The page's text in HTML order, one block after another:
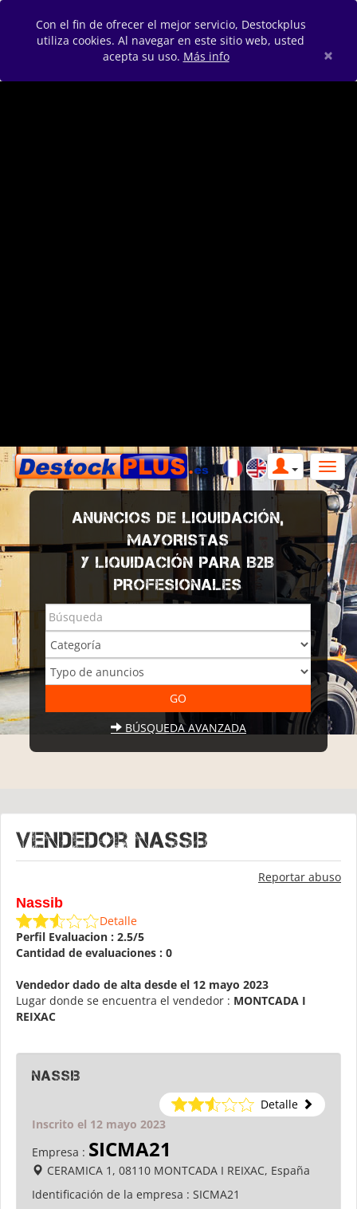
Con el fin de ofrecer el mejor servicio, Destockplus
utiliza cookies. Al navegar en este sitio web, usted
acepta su uso. Más info ×
ANUNCIOS DE LIQUIDACIÓN,
MAYORISTAS
Y LIQUIDACIÓN PARA B2B
PROFESIONALES
BÚSQUEDA AVANZADA
Vendedor Nassib
Reportar abuso
Nassib
Detalle
Perfil Evaluacion : 2.5/5
Cantidad de evaluaciones : 0
Vendedor dado de alta desde el 12 mayo 2023
Lugar donde se encuentra el vendedor : MONTCADA I
REIXAC
Nassib
Detalle
Inscrito el 12 mayo 2023
Empresa : SICMA21
CERAMICA 1, 08110 MONTCADA I REIXAC, España
Identificación de la empresa : SICMA21